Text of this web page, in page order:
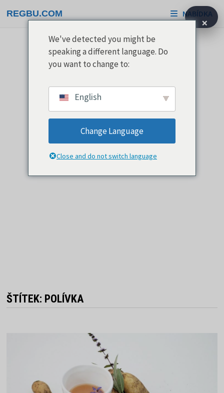
na
REGBU.COM NABÍDKA
ŠTÍTEK: POLÍVKA
×
We've detected you might be
speaking a different language. Do
you want to change to:
English
Change Language
Close and do not switch language